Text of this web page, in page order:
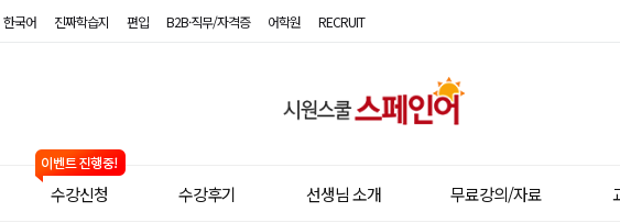
한국어 진짜학습지 편입 B2B·직무/자격증 어학원 RECRUIT
수강신청 수강후기 선생님 소개 무료강의/자료